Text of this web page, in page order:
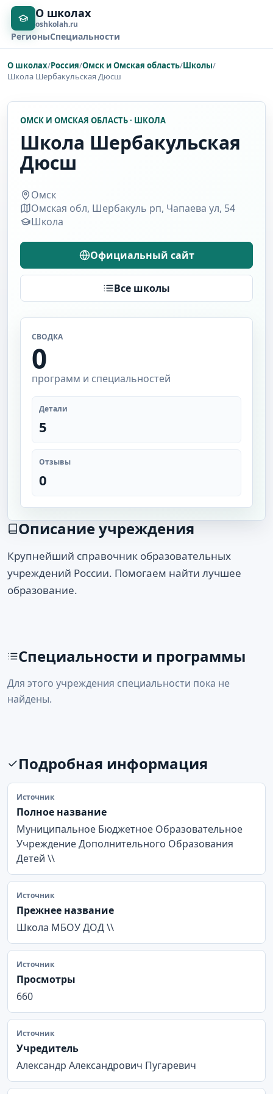
О школах
oshkolah.ru
РегионыСпециальности
О школах/Россия/Омск и Омская область/Школы/
Школа Шербакульская Дюсш
ОМСК И ОМСКАЯ ОБЛАСТЬ · ШКОЛА
Школа Шербакульская
Дюсш
Омск
Омская обл, Шербакуль рп, Чапаева ул, 54
Школа
Официальный сайт
Все школы
СВОДКА
0
программ и специальностей
Детали
5
Отзывы
0
Описание учреждения
Крупнейший справочник образовательных
учреждений России. Помогаем найти лучшее
образование.
Специальности и программы
Для этого учреждения специальности пока не
найдены.
Подробная информация
Источник
Полное название
Муниципальное Бюджетное Образовательное
Учреждение Дополнительного Образования
Детей \\
Источник
Прежнее название
Школа МБОУ ДОД \\
Источник
Просмотры
660
Источник
Учредитель
Александр Александрович Пугаревич